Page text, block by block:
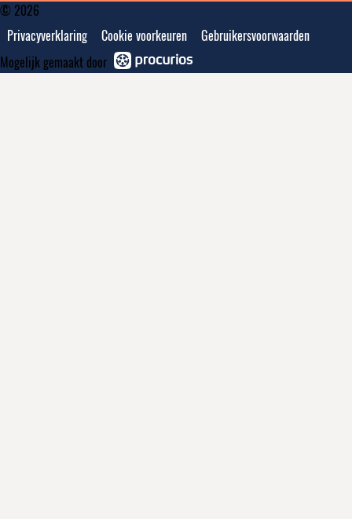
© 2026
Privacyverklaring
Cookie voorkeuren
Gebruikersvoorwaarden
Mogelijk gemaakt door